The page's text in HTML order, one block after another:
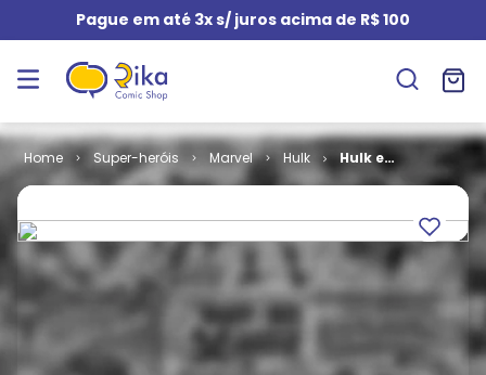
Pague em até 3x s/ juros acima de R$ 100
Super-heróis Marvel Hulk
Hulk e
Demolidor #